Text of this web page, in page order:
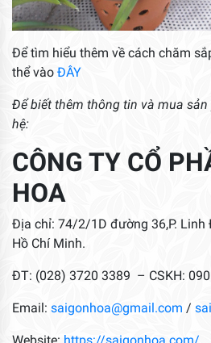
Để tìm hiểu thêm về cách chăm
thể vào ĐÂY
Để biết thêm thông tin và mua
hệ:
CÔNG TY CỔ
HOA
Địa chỉ: 74/2/1D đường 36,P. Linh
Hồ Chí Minh.
ĐT: (028) 3720 3389 – CSKH:
Email: saigonhoa@gmail.com /
Website: https://saigonhoa.com/